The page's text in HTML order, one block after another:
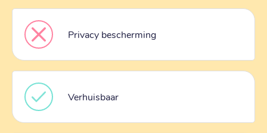
Privacy bescherming
Verhuisbaar